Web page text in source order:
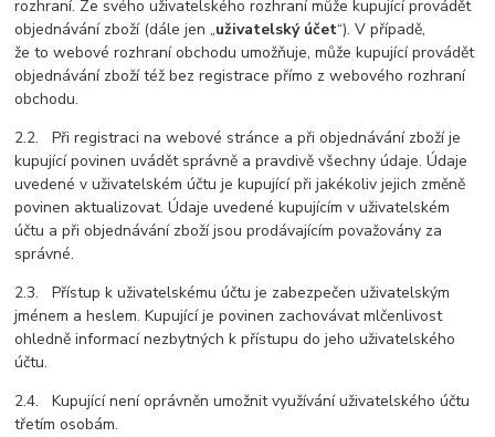
rozhraní. Ze svého uživatelského rozhraní může kupující provádět
objednávání zboží (dále jen „uživatelský účet“). V případě,
že to webové rozhraní obchodu umožňuje, může kupující provádět
objednávání zboží též bez registrace přímo z webového rozhraní
obchodu.
2.2. Při registraci na webové stránce a při objednávání zboží je
kupující povinen uvádět správně a pravdivě všechny údaje. Údaje
uvedené v uživatelském účtu je kupující při jakékoliv jejich změně
povinen aktualizovat. Údaje uvedené kupujícím v uživatelském
účtu a při objednávání zboží jsou prodávajícím považovány za
správné.
2.3. Přístup k uživatelskému účtu je zabezpečen uživatelským
jménem a heslem. Kupující je povinen zachovávat mlčenlivost
ohledně informací nezbytných k přístupu do jeho uživatelského
účtu.
2.4. Kupující není oprávněn umožnit využívání uživatelského účtu
třetím osobám.